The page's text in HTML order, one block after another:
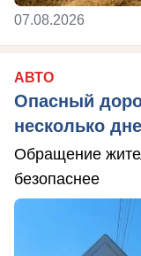
07.08.2026
АВТО
Опасный
несколько
Обращение
безопаснее